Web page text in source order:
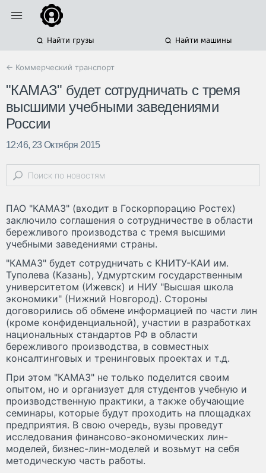
Найти грузы Найти машины
← Коммерческий транспорт
"КАМАЗ" будет сотрудничать с тремя
высшими учебными заведениями
России
12:46, 23 Октября 2015
ПАО "КАМАЗ" (входит в Госкорпорацию Ростех)
заключило соглашения о сотрудничестве в области
бережливого производства с тремя высшими
учебными заведениями страны.
"КАМАЗ" будет сотрудничать с КНИТУ-КАИ им.
Туполева (Казань), Удмуртским государственным
университетом (Ижевск) и НИУ "Высшая школа
экономики" (Нижний Новгород). Стороны
договорились об обмене информацией по части лин
(кроме конфиденциальной), участии в разработках
национальных стандартов РФ в области
бережливого производства, в совместных
консалтинговых и тренинговых проектах и т.д.
При этом "КАМАЗ" не только поделится своим
опытом, но и организует для студентов учебную и
производственную практики, а также обучающие
семинары, которые будут проходить на площадках
предприятия. В свою очередь, вузы проведут
исследования финансово-экономических лин-
моделей, бизнес-лин-моделей и возьмут на себя
методическую часть работы.